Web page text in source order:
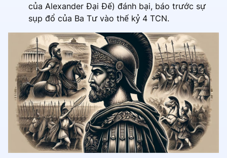
của Alexander Đại Đế) đánh bại, báo trước sự
sụp đổ của Ba Tư vào thế kỷ 4 TCN.